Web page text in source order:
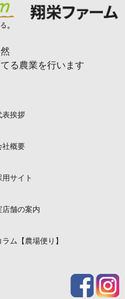
る農業を行います
表挨拶
社概要
用サイト
店舗の案内
ラム【農場便り】